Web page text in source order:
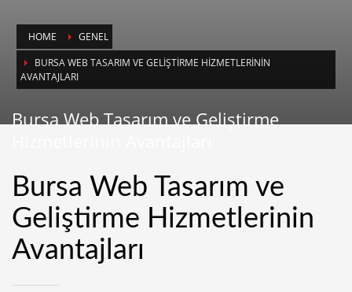
HOME
GENEL
BURSA WEB TASARIM VE GELIŞTIRME HIZMETLERININ
AVANTAJLARI
Bursa Web Tasarım ve Geliştirme
Bursa Web Tasarım ve
Geliştirme Hizmetlerinin
Avantajları